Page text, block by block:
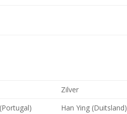
Zilver
Han Ying (Duitsland)